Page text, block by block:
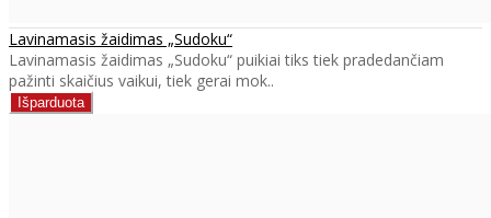
Lavinamasis žaidimas „Sudoku“
Lavinamasis žaidimas „Sudoku“ puikiai tiks tiek pradedančiam
pažinti skaičius vaikui, tiek gerai mok..